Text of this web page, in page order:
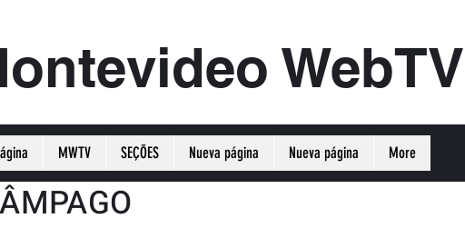
WebTV
MWTV SEÇÕES Nueva página Nueva página More